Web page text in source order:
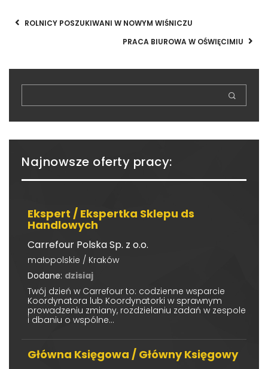
ROLNICY POSZUKIWANI W NOWYM WIŚNICZU
PRACA BIUROWA W OŚWIĘCIMIU
Najnowsze oferty pracy:
Ekspert / Ekspertka Sklepu ds
Handlowych
Carrefour Polska Sp. z o.o.
małopolskie / Kraków
Dodane: dzisiaj
Twój dzień w Carrefour to: codzienne wsparcie
Koordynatora lub Koordynatorki w sprawnym
prowadzeniu zmiany, rozdzielaniu zadań w zespole
i dbaniu o wspólne...
Główna Księgowa / Główny Księgowy